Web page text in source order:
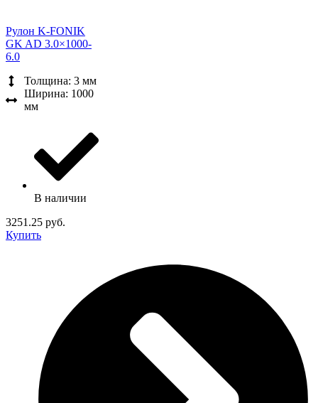
Рулон K-FONIK
GK AD 3.0×1000-
6.0
Толщина: 3 мм
Ширина: 1000
мм
В наличии
3251.25 руб.
Купить